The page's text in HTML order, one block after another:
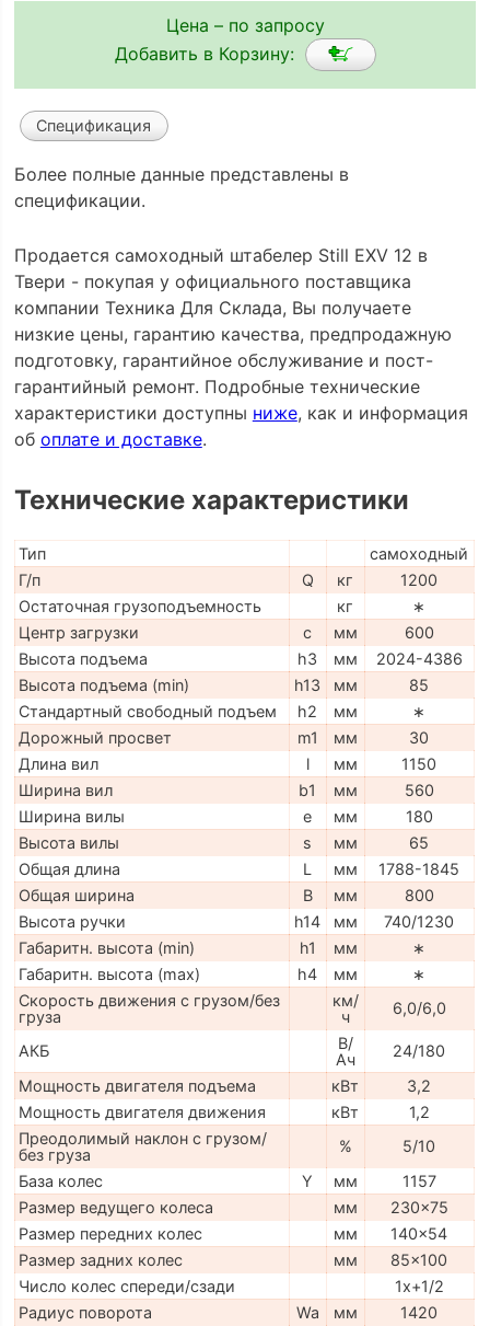
Цена – по запросу
Добавить в Корзину:
Спецификация
Более полные данные представлены в
спецификации.
Продается самоходный штабелер Still EXV 12 в
Твери - покупая у официального поставщика
компании Техника Для Склада, Вы получаете
низкие цены, гарантию качества, предпродажную
подготовку, гарантийное обслуживание и пост-
гарантийный ремонт. Подробные технические
характеристики доступны ниже, как и информация
об оплате и доставке.
Технические характеристики
Тип
самоходный
Г/п
Q кг
1200
Остаточная грузоподъемность
кг
∗
Центр загрузки
c мм
600
Высота подъема
h3 мм
2024-4386
Высота подъема (min)
h13 мм
85
Стандартный свободный подъем
h2 мм
∗
Дорожный просвет
m1 мм
30
Длина вил
l мм
1150
Ширина вил
b1 мм
560
Ширина вилы
e мм
180
Высота вилы
s мм
65
Общая длина
L мм
1788-1845
Общая ширина
B мм
800
Высота ручки
h14 мм
740/1230
Габаритн. высота (min)
h1 мм
∗
Габаритн. высота (max)
h4 мм
∗
Скорость движения с грузом/без
груза
км/
ч
6,0/6,0
АКБ
В/
Ач
24/180
Мощность двигателя подъема
кВт
3,2
Мощность двигателя движения
кВт
1,2
Преодолимый наклон с грузом/
без груза
%
5/10
База колес
Y мм
1157
Размер ведущего колеса
мм
230x75
Размер передних колес
мм
140x54
Размер задних колес
мм
85x100
Число колес спереди/сзади
1x+1/2
Радиус поворота
Wa мм
1420